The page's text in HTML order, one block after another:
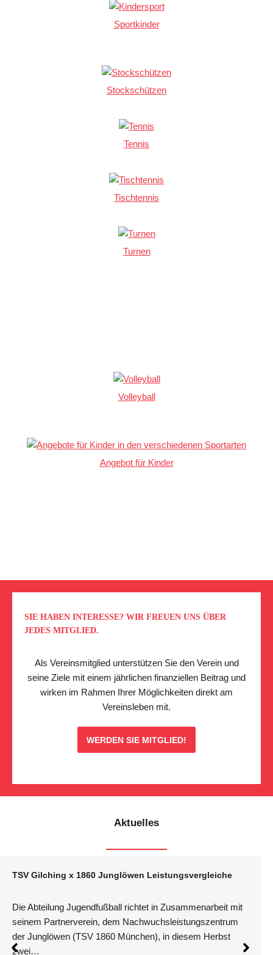
Sportkinder
Stockschützen
Tennis
Tischtennis
Turnen
Volleyball
Angebot für Kinder
SIE HABEN INTERESSE? WIR FREUEN UNS ÜBER
JEDES MITGLIED.
Als Vereinsmitglied unterstützen Sie den Verein und
seine Ziele mit einem jährlichen finanziellen Beitrag und
wirken im Rahmen Ihrer Möglichkeiten direkt am
Vereinsleben mit.
WERDEN SIE MITGLIED!
Aktuelles
Gilching x 1860 Junglöwen Leistungsvergleiche
Abteilung Jugendfußball richtet in Zusammenarbeit mit
Partnerverein, dem Nachwuchsleistungszentrum
Junglöwen (TSV 1860 München), in diesem Herbst